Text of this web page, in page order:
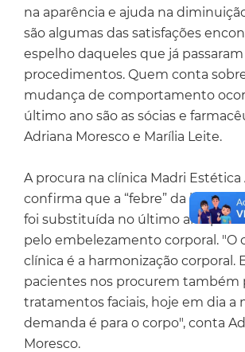
na aparência e ajuda na
são algumas das satisfações
espelho daqueles que já
procedimentos. Quem conta
mudança de comportamento
último ano são as sócias e
Adriana Moresco e Marília Leite.
A procura na clínica Madri Estética
confirma que a “febre” da
foi substituída no último ano por
pelo embelezamento corporal. "O
clínica é a harmonização corporal.
pacientes nos procurem também
tratamentos faciais, hoje em dia a
demanda é para o corpo", conta
Moresco.